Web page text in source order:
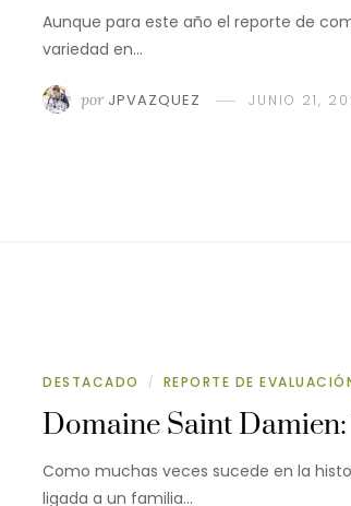
Aunque para este año el reporte de
variedad en…
por JPVAZQUEZ JUNIO 21,
DESTACADO / REPORTE DE
Domaine Saint
Como muchas veces sucede en la
ligada a un familia…